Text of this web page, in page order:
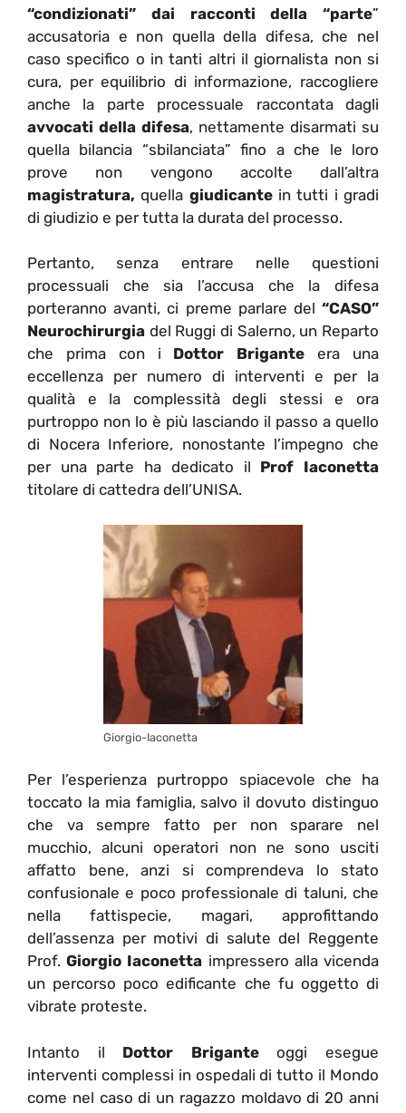
“condizionati”
dai racconti della “parte”
accusatoria e non quella della difesa, che nel
caso specifico o in tanti altri il giornalista non si
cura, per equilibrio di informazione, raccogliere
anche la parte processuale raccontata dagli
avvocati della difesa, nettamente disarmati su
quella bilancia “sbilanciata” fino a che le loro
prove non vengono accolte dall’altra
magistratura, quella giudicantein tutti i gradi
di giudizio e per tutta la durata del processo.
Pertanto, senza entrare nelle questioni
processuali che sia l’accusa che la difesa
porteranno avanti, ci preme parlare del “CASO”
Neurochirurgia del Ruggi di Salerno, un Reparto
che prima con i Dottor Brigante era una
eccellenza per numero di interventi e per la
qualità e la complessità degli stessi e ora
purtroppo non lo è più lasciando il passo a quello
di Nocera Inferiore, nonostante l’impegno che
per una parte ha dedicato il Prof Iaconetta
titolare di cattedra dell’UNISA.
Giorgio-Iaconetta
Per l’esperienza purtroppo spiacevole che ha
toccato la mia famiglia, salvo il dovuto distinguo
che va sempre fatto per non sparare nel
mucchio, alcuni operatori non ne sono usciti
affatto bene, anzi si comprendeva lo stato
confusionale e poco professionale di taluni, che
nella fattispecie, magari, approfittando
dell’assenza per motivi di salute del Reggente
Prof.Giorgio Iaconetta impressero alla vicenda
un percorso poco edificante che fu oggetto di
vibrate proteste.
Intanto il Dottor Briganteoggi esegue
interventi complessi in ospedali di tutto il Mondo
come nel caso di un ragazzo moldavo di 20 anni